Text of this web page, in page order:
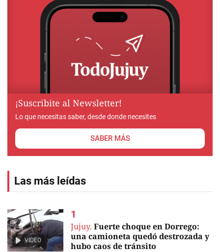
¡Suscribite al Newsletter!
Lo que necesitas saber, desde donde necesites
SABER MÁS
Las más leídas
VIDEO
Jujuy. Fuerte choque en Dorrego:
una camioneta quedó destrozada y
hubo caos de tránsito